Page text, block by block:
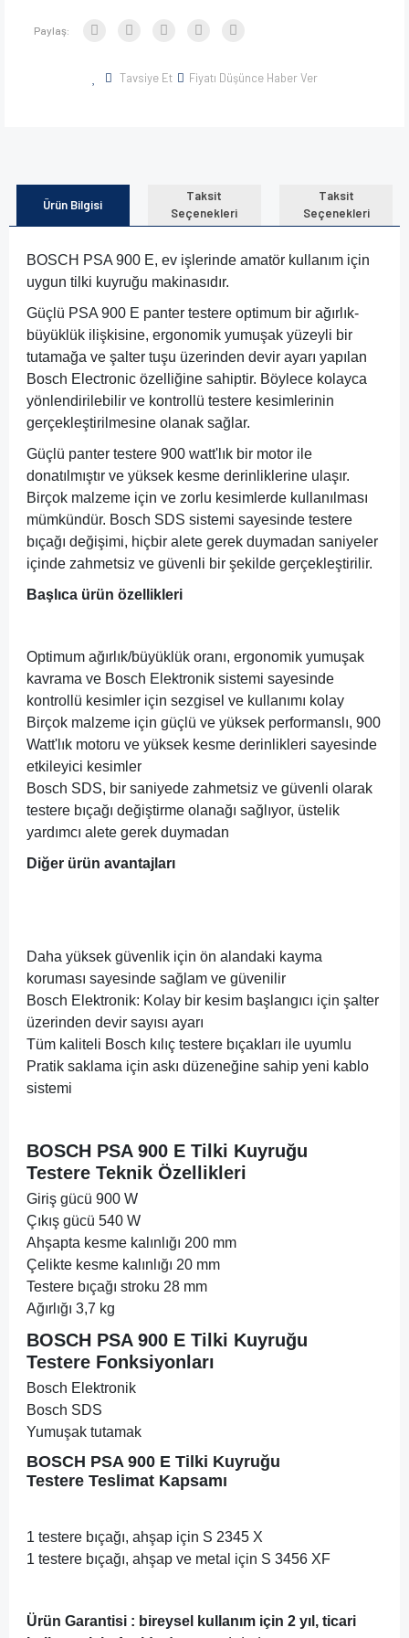
Paylaş:
Tavsiye Et Fiyatı Düşünce Haber Ver
Ürün Bilgisi
Taksit
Seçenekleri
Taksit
Seçenekleri
BOSCH PSA 900 E, ev işlerinde amatör kullanım için
uygun tilki kuyruğu makinasıdır.
Güçlü PSA 900 E panter testere optimum bir ağırlık-
büyüklük ilişkisine, ergonomik yumuşak yüzeyli bir
tutamağa ve şalter tuşu üzerinden devir ayarı yapılan
Bosch Electronic özelliğine sahiptir. Böylece kolayca
yönlendirilebilir ve kontrollü testere kesimlerinin
gerçekleştirilmesine olanak sağlar.
Güçlü panter testere 900 watt'lık bir motor ile
donatılmıştır ve yüksek kesme derinliklerine ulaşır.
Birçok malzeme için ve zorlu kesimlerde kullanılması
mümkündür. Bosch SDS sistemi sayesinde testere
bıçağı değişimi, hiçbir alete gerek duymadan saniyeler
içinde zahmetsiz ve güvenli bir şekilde gerçekleştirilir.
Başlıca ürün özellikleri
Optimum ağırlık/büyüklük oranı, ergonomik yumuşak
kavrama ve Bosch Elektronik sistemi sayesinde
kontrollü kesimler için sezgisel ve kullanımı kolay
Birçok malzeme için güçlü ve yüksek performanslı, 900
Watt'lık motoru ve yüksek kesme derinlikleri sayesinde
etkileyici kesimler
Bosch SDS, bir saniyede zahmetsiz ve güvenli olarak
testere bıçağı değiştirme olanağı sağlıyor, üstelik
yardımcı alete gerek duymadan
Diğer ürün avantajları
Daha yüksek güvenlik için ön alandaki kayma
koruması sayesinde sağlam ve güvenilir
Bosch Elektronik: Kolay bir kesim başlangıcı için şalter
üzerinden devir sayısı ayarı
Tüm kaliteli Bosch kılıç testere bıçakları ile uyumlu
Pratik saklama için askı düzeneğine sahip yeni kablo
sistemi
BOSCH PSA 900 E Tilki Kuyruğu
Testere Teknik Özellikleri
Giriş gücü 900 W
Çıkış gücü 540 W
Ahşapta kesme kalınlığı 200 mm
Çelikte kesme kalınlığı 20 mm
Testere bıçağı stroku 28 mm
Ağırlığı 3,7 kg
BOSCH PSA 900 E Tilki Kuyruğu
Testere Fonksiyonları
Bosch Elektronik
Bosch SDS
Yumuşak tutamak
BOSCH PSA 900 E Tilki Kuyruğu
Testere Teslimat Kapsamı
1 testere bıçağı, ahşap için S 2345 X
1 testere bıçağı, ahşap ve metal için S 3456 XF
Ürün Garantisi : bireysel kullanım için 2 yıl, ticari